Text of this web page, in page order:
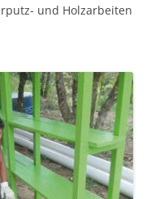
und Holzarbeiten